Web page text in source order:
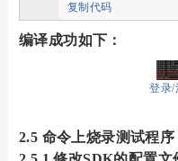
复制代码
编译成功如下：
登录/
2.5 命令上烧录测试程序